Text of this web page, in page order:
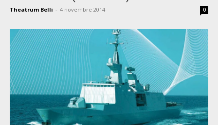
Theatrum Belli - 4 novembre 2014 0